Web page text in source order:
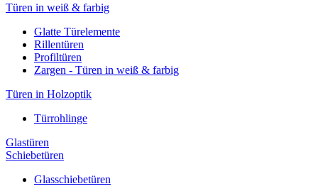
Türen in weiß & farbig
Glatte Türelemente
Rillentüren
Profiltüren
Zargen - Türen in weiß & farbig
Türen in Holzoptik
Türrohlinge
Glastüren
Schiebetüren
Glasschiebetüren